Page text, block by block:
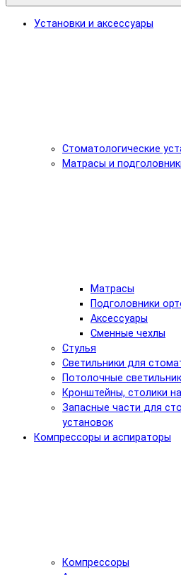
Установки и аксессуары
Стоматологические
Матрасы и
Матрасы
Подголовники
Аксессуары
Сменные чехлы
Стулья
Светильники для
Потолочные
Кронштейны, столики
Запасные части для
установок
Компрессоры и аспираторы
Компрессоры